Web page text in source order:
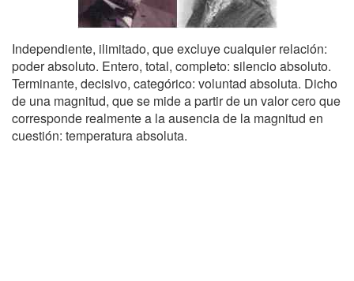
Independiente, ilimitado, que excluye cualquier relación:
poder absoluto. Entero, total, completo: silencio absoluto.
Terminante, decisivo, categórico: voluntad absoluta. Dicho
de una magnitud, que se mide a partir de un valor cero que
corresponde realmente a la ausencia de la magnitud en
cuestión: temperatura absoluta.